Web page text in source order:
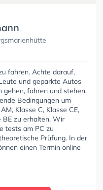
fahren. Achte darauf,
und geparkte Autos
gehen, fahren und stehen.
Bedingungen um
Klasse C, Klasse CE,
BE zu erhalten. Wir
tests am PC zu
Prüfung. In der
einen Termin online